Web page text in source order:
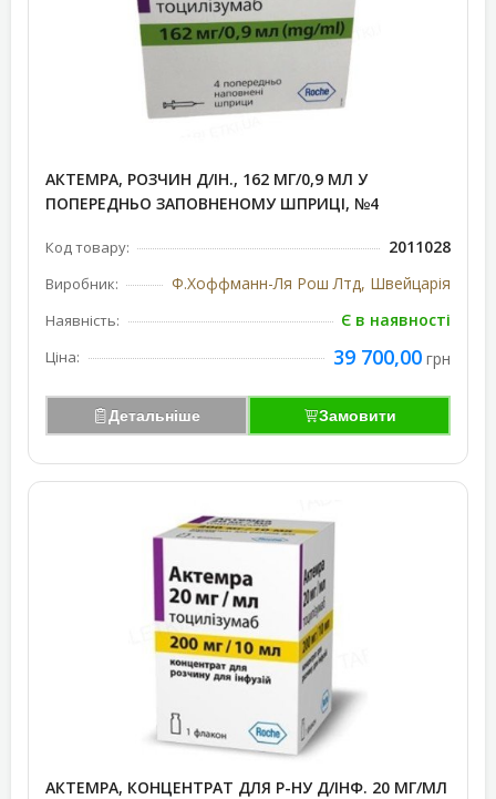
АКТЕМРА, РОЗЧИН Д/ІН., 162 МГ/0,9 МЛ У
ПОПЕРЕДНЬО ЗАПОВНЕНОМУ ШПРИЦІ, №4
Код товару: 2011028
Виробник: Ф.Хоффманн-Ля Рош Лтд, Швейцарія
Наявність: Є в наявності
Ціна: 39 700,00 грн
Детальніше Замовити
АКТЕМРА, КОНЦЕНТРАТ ДЛЯ Р-НУ Д/ІНФ. 20 МГ/МЛ